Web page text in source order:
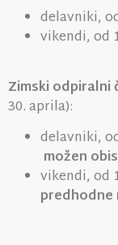
delavniki,
vikendi, od
Zimski odpiralni
30. aprila):
delavniki,
možen
vikendi, od
predhodne